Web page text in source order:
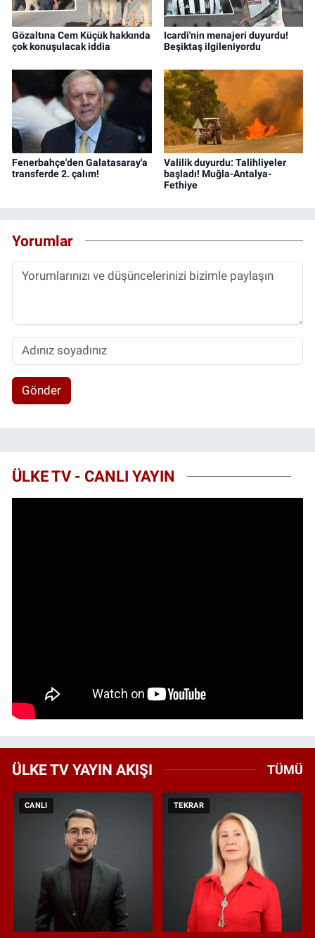
Gözaltına Cem Küçük hakkında
çok konuşulacak iddia
Icardi'nin menajeri duyurdu!
Beşiktaş ilgileniyordu
Fenerbahçe'den Galatasaray'a
transferde 2. çalım!
Valilik duyurdu: Talihliyeler
başladı! Muğla-Antalya-
Fethiye
Yorumlar
Gönder
ÜLKE TV - CANLI YAYIN
ÜLKE TV YAYIN AKIŞI TÜMÜ
CANLI TEKRAR